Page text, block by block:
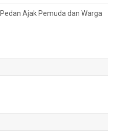
Ajak Pemuda dan Warga